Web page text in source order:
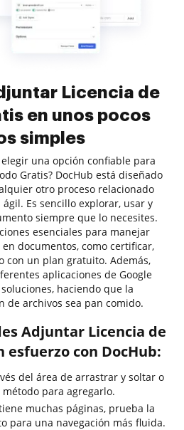
Licencia de
en unos pocos
simples
una opción confiable para
Gratis? DocHub está diseñado
otro proceso relacionado
Es sencillo explorar, usar y
siempre que lo necesites.
esenciales para manejar
documentos, como certificar,
con un plan gratuito. Además,
aplicaciones de Google
haciendo que la
de archivos sea pan comido.
Adjuntar Licencia de
esfuerzo con DocHub:
del área de arrastrar y soltar o
para agregarlo.
muchas páginas, prueba la
para una navegación más fluida.